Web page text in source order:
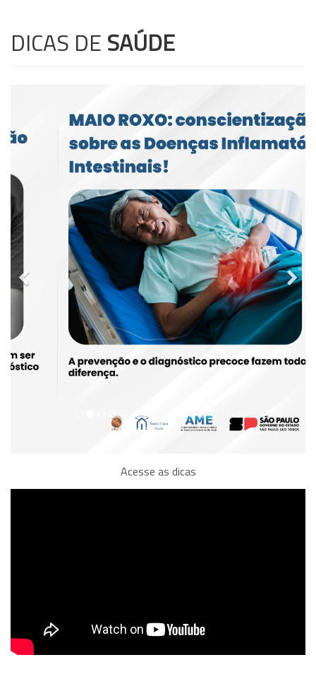
DICAS DE SAÚDE
Acesse as dicas